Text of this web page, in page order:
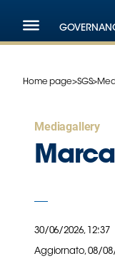
Nazionali
Women
Femminile
Calcio
Home page>SGS>
Mediagallery
30/06/2026, 12:37
Aggiornato,08/